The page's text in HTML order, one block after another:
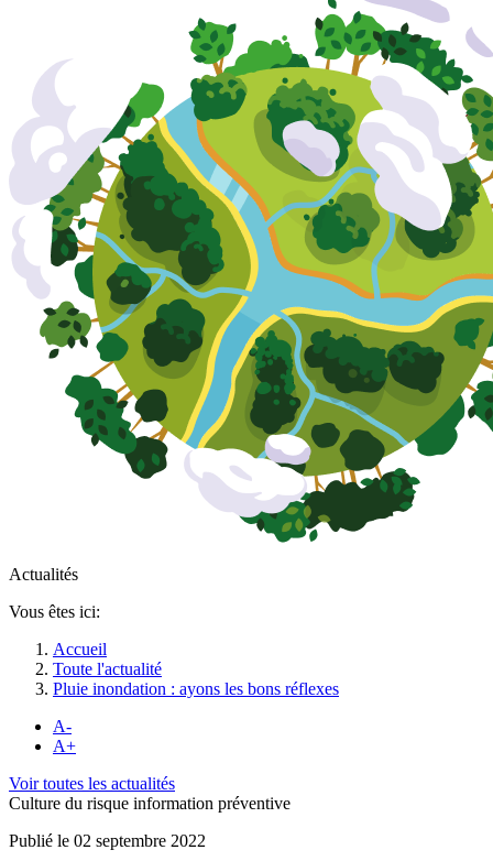
Actualités
Vous êtes ici:
Accueil
Toute l'actualité
Pluie inondation : ayons les bons réflexes
A-
A+
Voir toutes les actualités
Culture du risque information préventive
Publié le 02 septembre 2022